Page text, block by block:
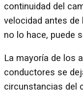
continuidad del
velocidad antes de
no lo hace, puede
La mayoría de los
conductores se
circunstancias del